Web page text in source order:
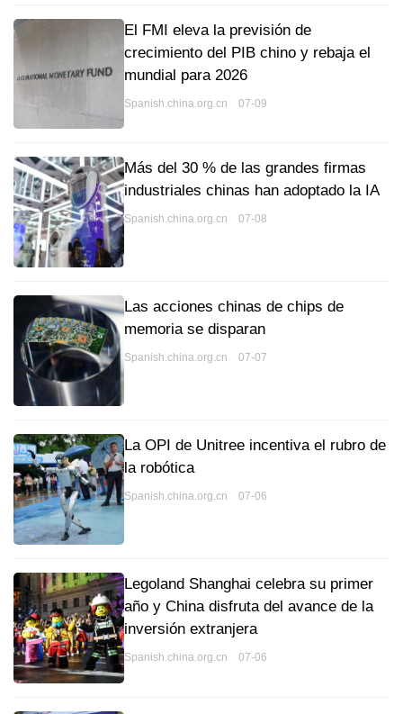
El FMI eleva la previsión de
crecimiento del PIB chino y rebaja el
mundial para 2026
Spanish.china.org.cn 07-09
Más del 30 % de las grandes firmas
industriales chinas han adoptado la IA
Spanish.china.org.cn 07-08
Las acciones chinas de chips de
memoria se disparan
Spanish.china.org.cn 07-07
La OPI de Unitree incentiva el rubro de
la robótica
Spanish.china.org.cn 07-06
Legoland Shanghai celebra su primer
año y China disfruta del avance de la
inversión extranjera
Spanish.china.org.cn 07-06